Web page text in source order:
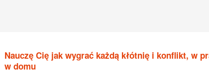
Nauczę Cię jak wygrać każdą kłótnię i konflikt, w
w domu